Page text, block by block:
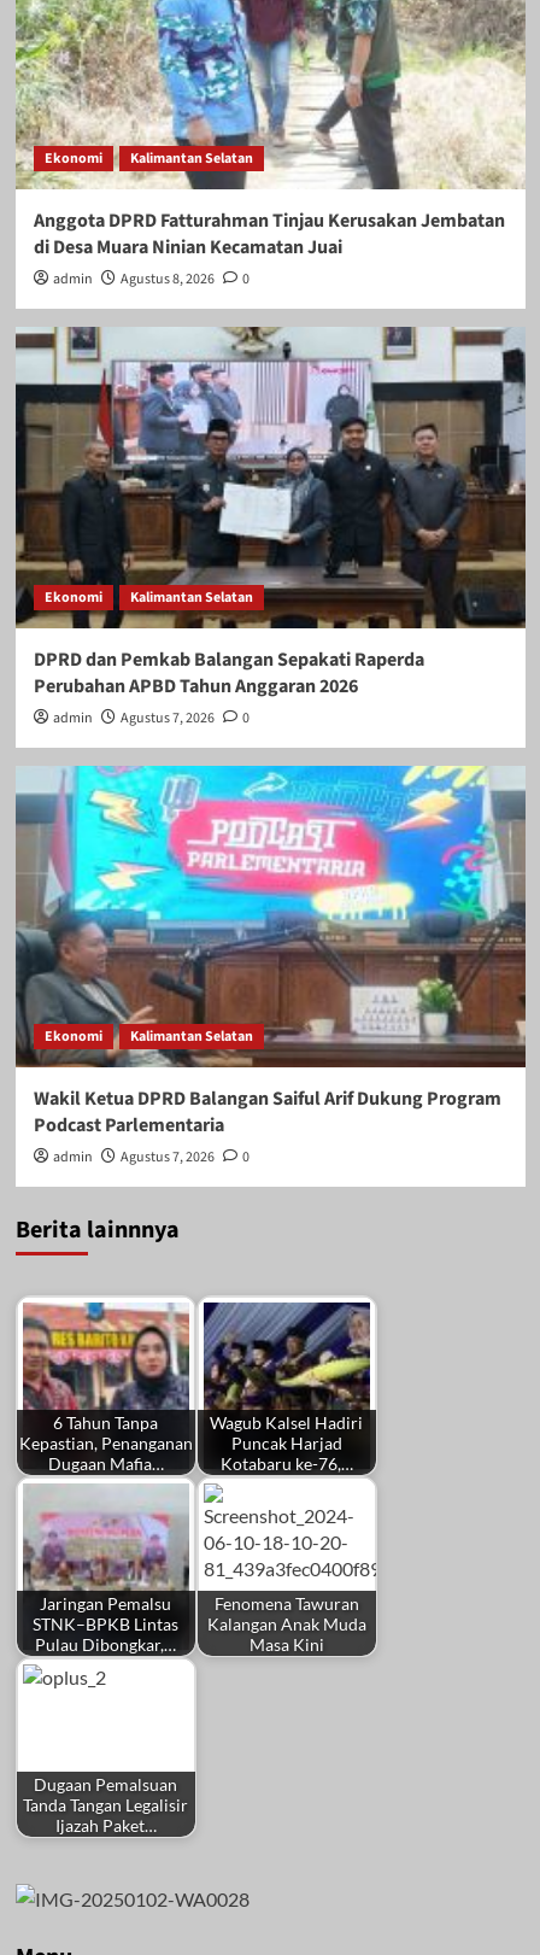
Ekonomi Kalimantan Selatan
Anggota DPRD Fatturahman Tinjau Kerusakan Jembatan
di Desa Muara Ninian Kecamatan Juai
admin Agustus 8, 2026 0
Ekonomi Kalimantan Selatan
DPRD dan Pemkab Balangan Sepakati Raperda
Perubahan APBD Tahun Anggaran 2026
admin Agustus 7, 2026 0
Ekonomi Kalimantan Selatan
Wakil Ketua DPRD Balangan Saiful Arif Dukung Program
Podcast Parlementaria
admin Agustus 7, 2026 0
Berita lainnnya
6 Tahun Tanpa
Kepastian, Penanganan
Dugaan Mafia…
Wagub Kalsel Hadiri
Puncak Harjad
Kotabaru ke-76,…
Jaringan Pemalsu
STNK–BPKB Lintas
Pulau Dibongkar,…
Fenomena Tawuran
Kalangan Anak Muda
Masa Kini
Dugaan Pemalsuan
Tanda Tangan Legalisir
Ijazah Paket…